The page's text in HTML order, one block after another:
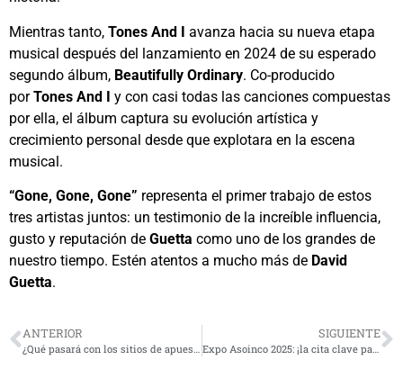
Mientras tanto, Tones And I avanza hacia su nueva etapa
musical después del lanzamiento en 2024 de su esperado
segundo álbum, Beautifully Ordinary. Co-producido
porTones And I y con casi todas las canciones compuestas
por ella, el álbum captura su evolución artística y
crecimiento personal desde que explotara en la escena
musical.
“Gone, Gone, Gone” representa el primer trabajo de estos
tres artistas juntos: un testimonio de la increíble influencia,
gusto y reputación de Guetta como uno de los grandes de
nuestro tiempo. Estén atentos a mucho más de David
Guetta.
ANTERIOR SIGUIENTE
Expo Asoinco 2025: ¡la cita clave para concretar negocios en Coquimbo!